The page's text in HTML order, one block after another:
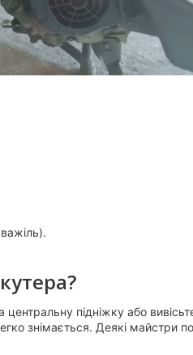
підніжку або
знімається. Деякі майстри